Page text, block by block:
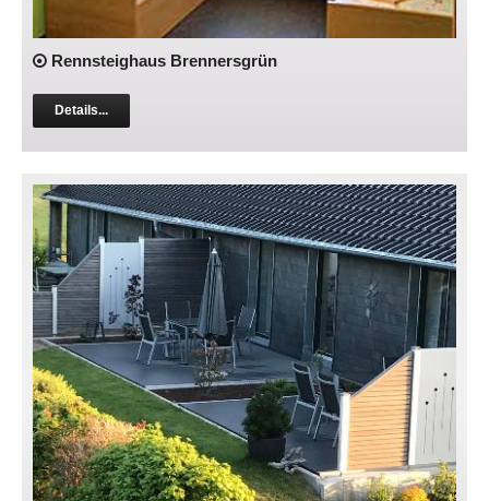
Rennsteighaus Brennersgrün
Details...